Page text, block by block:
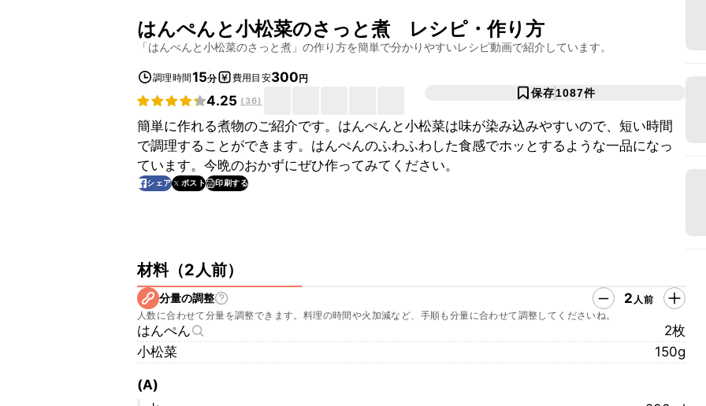
はんぺんと小松菜のさっと煮 レシピ・作り方
「はんぺんと小松菜のさっと煮 」の作り方を簡単で分かりやすいレシピ動画で紹介しています。
調理時間15分 費用目安300円
4.25 ( 36)
保存1087件
簡単に作れる煮物のご紹介です。はんぺんと小松菜は味が染み込みやすいので、短い時間
で調理することができます。はんぺんのふわふわした食感でホッとするような一品になっ
ています。今晩のおかずにぜひ作ってみてください。
シェア ポスト 印刷する
材料（2人前）
分量の調整 2 人前
人数に合わせて分量を調整できます。料理の時間や火加減など、手順も分量に合わせて調整してくださいね。
はんぺん
2枚
小松菜
150g
(A)